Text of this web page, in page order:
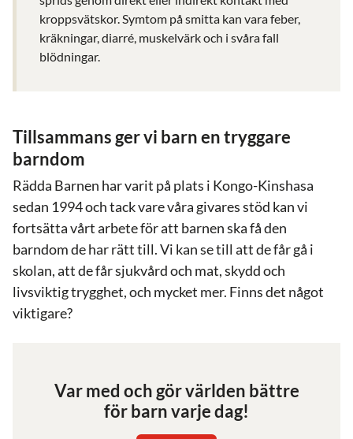
kroppsvätskor. Symtom på smitta kan vara feber,
kräkningar, diarré, muskelvärk och i svåra fall
blödningar.
Tillsammans ger vi barn en tryggare
barndom
Rädda Barnen har varit på plats i Kongo-Kinshasa
sedan 1994 och tack vare våra givares stöd kan vi
fortsätta vårt arbete för att barnen ska få den
barndom de har rätt till. Vi kan se till att de får gå i
skolan, att de får sjukvård och mat, skydd och
livsviktig trygghet, och mycket mer. Finns det något
viktigare?
Var med och gör världen bättre
för barn varje dag!